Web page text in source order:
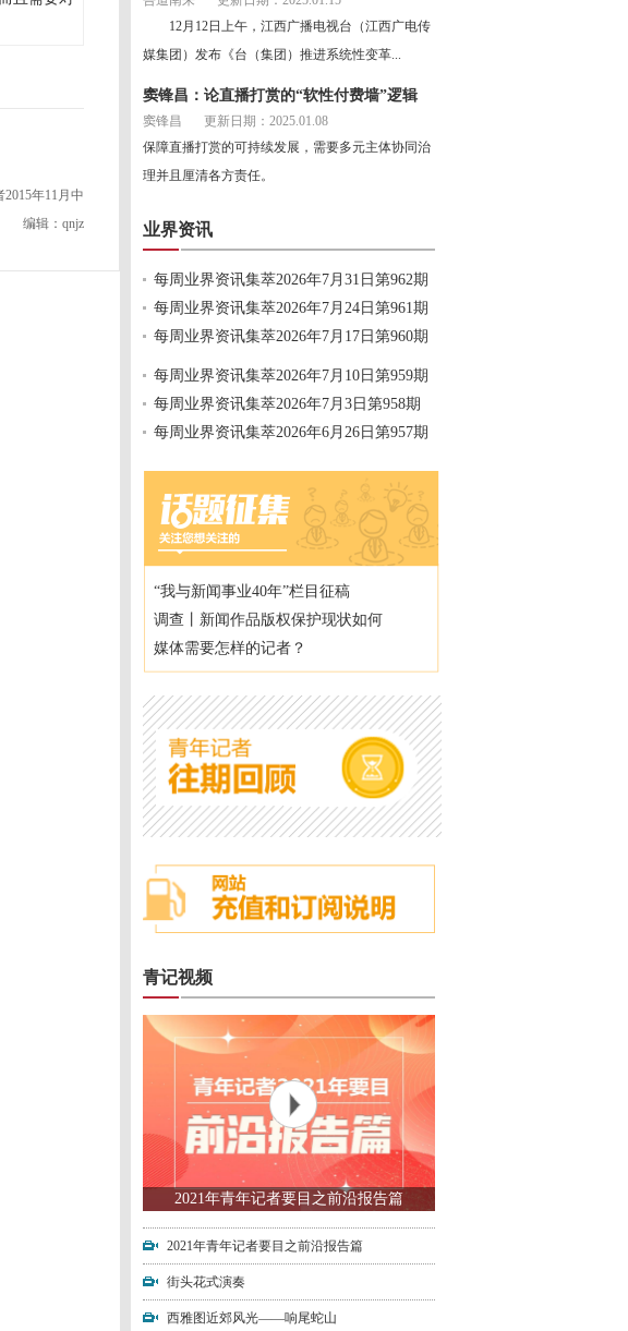
年11月中
编辑：qnjz
12月12日上午，江西广播电视台（江西广电传
媒集团）发布《台（集团）推进系统性变革...
窦锋昌：论直播打赏的“软性付费墙”逻辑
窦锋昌
更新日期：2025.01.08
保障直播打赏的可持续发展，需要多元主体协同治
理并且厘清各方责任。
业界资讯
每周业界资讯集萃2026年7月31日第962期
每周业界资讯集萃2026年7月24日第961期
每周业界资讯集萃2026年7月17日第960期
每周业界资讯集萃2026年7月10日第959期
每周业界资讯集萃2026年7月3日第958期
每周业界资讯集萃2026年6月26日第957期
“我与新闻事业40年”栏目征稿
调查丨新闻作品版权保护现状如何
媒体需要怎样的记者？
青记视频
2021年青年记者要目之前沿报告篇
2021年青年记者要目之前沿报告篇
街头花式演奏
西雅图近郊风光——响尾蛇山